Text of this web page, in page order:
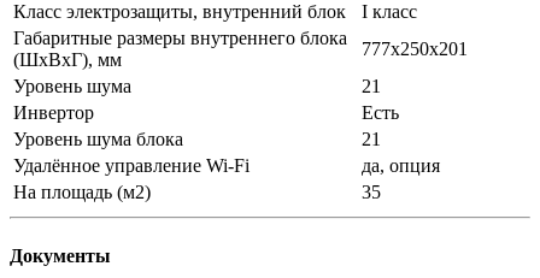
Класс электрозащиты, внутренний блок
I класс
Габаритные размеры внутреннего блока
(ШхВхГ), мм
777x250x201
Уровень шума
21
Инвертор
Есть
Уровень шума блока
21
Удалённое управление Wi-Fi
да, опция
На площадь (м2)
35
Документы